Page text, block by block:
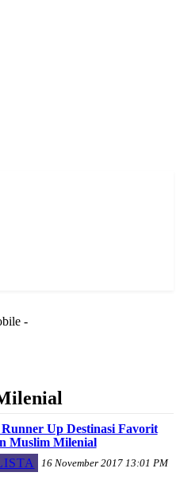
-
Up Destinasi Favorit
Muslim Milenial
16 November 2017 13:01 PM